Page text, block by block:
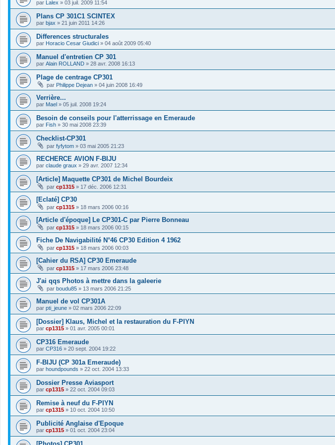
par Lalex » 03 juil. 2009 11:54
Plans CP 301C1 SCINTEX
par bjax » 21 juin 2011 14:26
Differences structurales
par Horacio Cesar Giudici » 04 août 2009 05:40
Manuel d'entretien CP 301
par Alain ROLLAND » 28 avr. 2008 16:13
Plage de centrage CP301
par Philippe Dejean » 04 juin 2008 16:49
Verrière...
par Mael » 05 juil. 2008 19:24
Besoin de conseils pour l'atterrissage en Emeraude
par Fish » 30 mai 2008 23:39
Checklist-CP301
par fyfytom » 03 mai 2005 21:23
RECHERCE AVION F-BIJU
par claude graux » 29 avr. 2007 12:34
[Article] Maquette CP301 de Michel Bourdeix
par cp1315 » 17 déc. 2006 12:31
[Eclaté] CP30
par cp1315 » 18 mars 2006 00:16
[Article d'époque] Le CP301-C par Pierre Bonneau
par cp1315 » 18 mars 2006 00:15
Fiche De Navigabilité N°46 CP30 Edition 4 1962
par cp1315 » 18 mars 2006 00:03
[Cahier du RSA] CP30 Emeraude
par cp1315 » 17 mars 2006 23:48
J'ai qqs Photos à mettre dans la galeerie
par boudu85 » 13 mars 2006 21:25
Manuel de vol CP301A
par pti_jeune » 02 mars 2006 22:09
[Dossier] Klaus, Michel et la restauration du F-PIYN
par cp1315 » 01 avr. 2005 00:01
CP316 Emeraude
par CP316 » 20 sept. 2004 19:22
F-BIJU (CP 301a Emeraude)
par houndpounds » 22 oct. 2004 13:33
Dossier Presse Aviasport
par cp1315 » 22 oct. 2004 09:03
Remise à neuf du F-PIYN
par cp1315 » 10 oct. 2004 10:50
Publicité Anglaise d'Epoque
par cp1315 » 01 oct. 2004 23:04